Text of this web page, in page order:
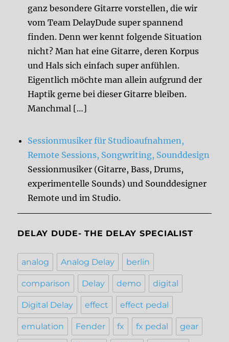
ganz besondere Gitarre vorstellen, die wir
vom Team DelayDude super spannend
finden. Denn wer kennt folgende Situation
nicht? Man hat eine Gitarre, deren Korpus
und Hals sich einfach super anfühlen.
Eigentlich möchte man allein aufgrund der
Haptik gerne bei dieser Gitarre bleiben.
Manchmal […]
Sessionmusiker für Studioaufnahmen,
Remote Sessions, Songwriting, Sounddesign
Sessionmusiker (Gitarre, Bass, Drums,
experimentelle Sounds) und Sounddesigner
Remote und im Studio.
DELAY DUDE- THE DELAY SPECIALIST
analog Analog Delay berlin
comparison Delay demo digital
Digital Delay effect effect pedal
emulation Fender fx fx pedal gear